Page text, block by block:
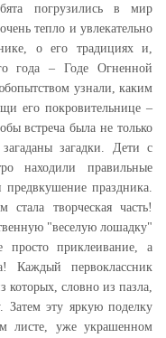
погрузились в мир
тепло и увлекательно
о его традициях и,
года – Годе Огненной
узнали, каким
его покровительнице –
встреча была не только
загадки. Дети с
находили правильные
праздника.
творческая часть!
"веселую лошадку"
приклеивание, а
Каждый первоклассник
которых, словно из пазла,
Затем эту яркую поделку
листе, уже украшенном